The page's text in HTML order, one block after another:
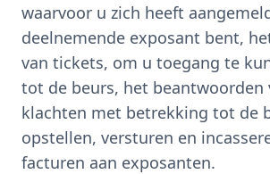
waarvoor u zich heeft
deelnemende exposant bent,
van tickets, om u toegang te
tot de beurs, het beantwoorden
klachten met betrekking tot de
opstellen, versturen en
facturen aan exposanten.